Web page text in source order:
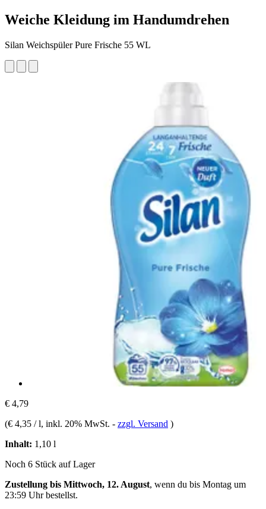
Weiche Kleidung im Handumdrehen
Silan Weichspüler Pure Frische 55 WL
€ 4,79
(€ 4,35 / l, inkl. 20% MwSt. - zzgl. Versand )
Inhalt: 1,10 l
Noch 6 Stück auf Lager
Zustellung bis Mittwoch, 12. August, wenn du bis Montag um
23:59 Uhrbestellst.